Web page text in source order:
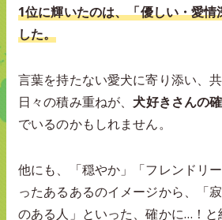
1位に輝いたのは、「優しい・愛
した。
言葉を持たない愛犬に寄り添い、
日々の積み重ねが、 犬好きさんの
でいるのかもしれません。
他にも、「穏やか」「フレンドリ
ったあるあるのイメージから、「
のある人」といった、確かに…！と